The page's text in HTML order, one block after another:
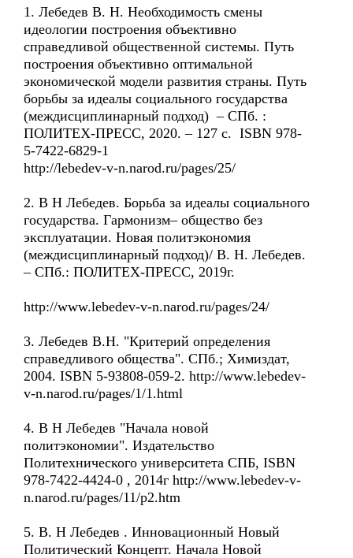
1. Лебедев В. Н. Необходимость смены
идеологии построения объективно
справедливой общественной системы. Путь
построения объективно оптимальной
экономической модели развития страны. Путь
борьбы за идеалы социального государства
(междисциплинарный подход) – СПб. :
ПОЛИТЕХ-ПРЕСС, 2020. – 127 с. ISBN 978-
5-7422-6829-1
http://lebedev-v-n.narod.ru/pages/25/
2. В Н Лебедев. Борьба за идеалы социального
государства. Гармонизм– общество без
эксплуатации. Новая политэкономия
(междисциплинарный подход)/ В. Н. Лебедев.
– СПб.: ПОЛИТЕХ-ПРЕСС, 2019г.
http://www.lebedev-v-n.narod.ru/pages/24/
3. Лебедев В.Н. "Критерий определения
справедливого общества". СПб.; Химиздат,
2004. ISBN 5-93808-059-2. http://www.lebedev-
v-n.narod.ru/pages/1/1.html
4. В Н Лебедев "Начала новой
политэкономии". Издательство
Политехнического университета СПБ, ISBN
978-7422-4424-0 , 2014г http://www.lebedev-v-
n.narod.ru/pages/11/p2.htm
5. В. Н Лебедев . Инновационный Новый
Политический Концепт. Начала Новой